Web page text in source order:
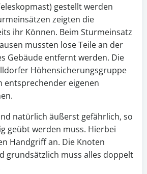
gestellt werden
zeigten die
ihr Können. Beim Sturmeinsatz
mussten lose Teile an der
Gebäude entfernt werden. Die
Höhensicherungsgruppe
entsprechender eigenen
natürlich äußerst gefährlich, so
geübt werden muss. Hierbei
Handgriff an. Die Knoten
grundsätzlich muss alles doppelt